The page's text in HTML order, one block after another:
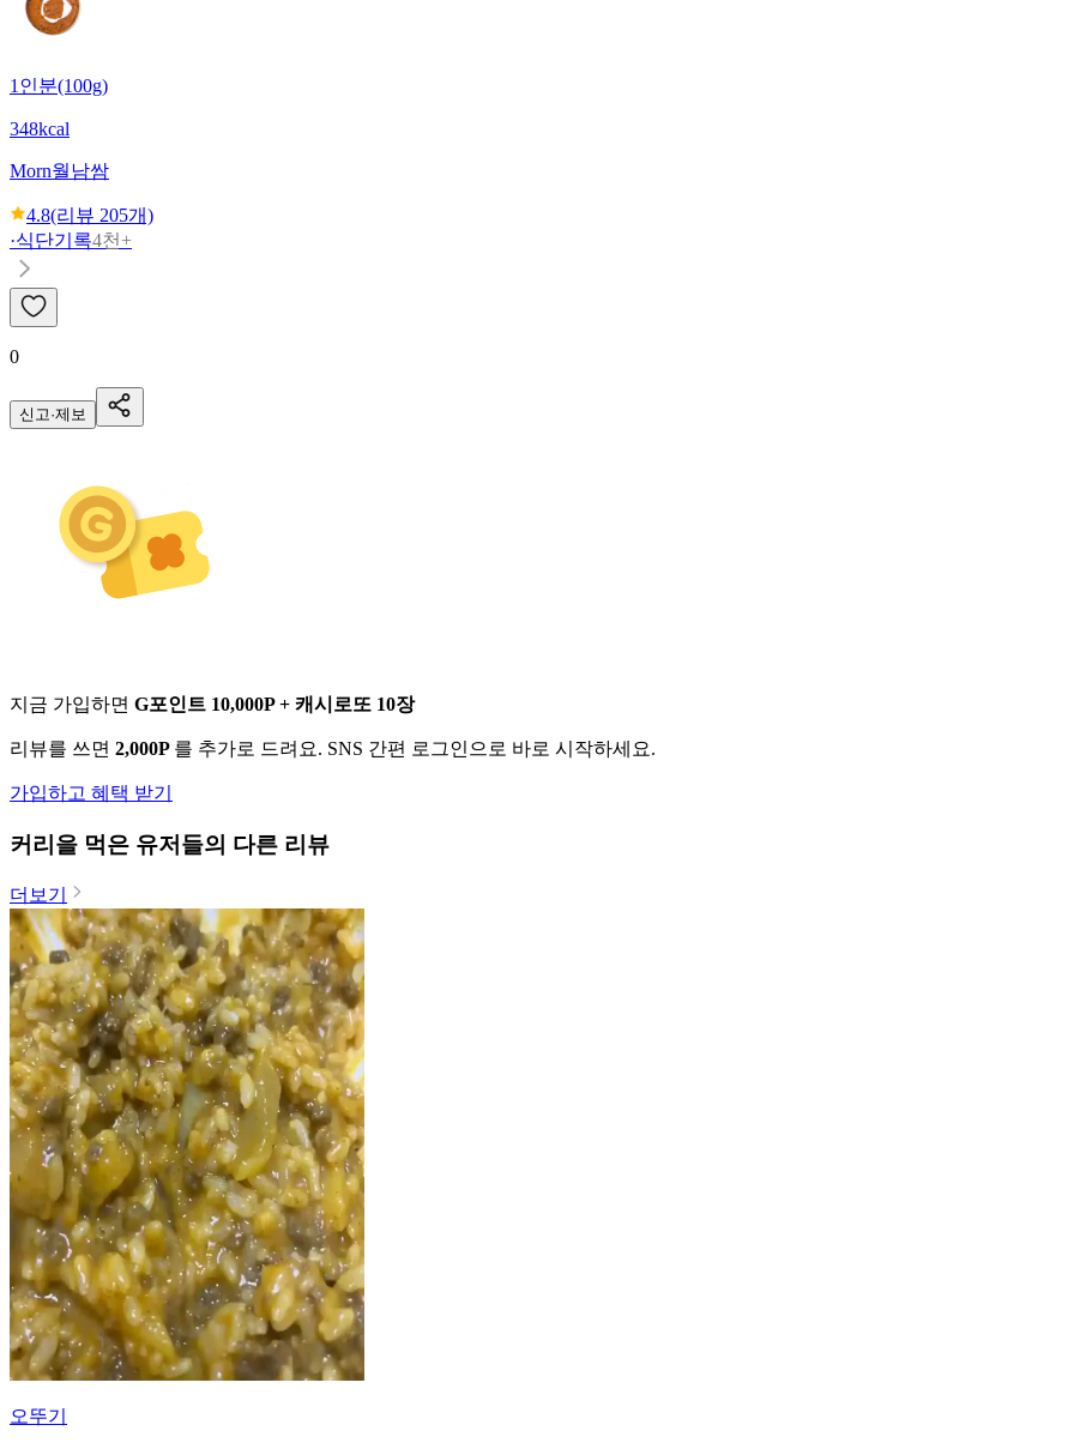
1인분(100g)
348kcal
Morn월남쌈
4.8(리뷰 205개)
·식단기록4천+
0
신고·제보
지금 가입하면 G포인트 10,000P + 캐시로또 10장
리뷰를 쓰면 2,000P 를 추가로 드려요. SNS 간편 로그인으로 바로 시작하세요.
가입하고 혜택 받기
커리 을 먹은 유저들의 다른 리뷰
더보기
오뚜기